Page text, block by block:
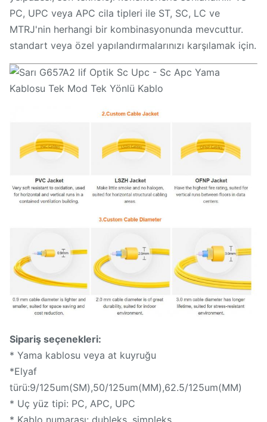
PC, UPC veya APC cila tipleri ile ST, SC, LC ve
MTRJ'nin herhangi bir kombinasyonunda mevcuttur.
standart veya özel yapılandırmalarınızı karşılamak için.
Sipariş seçenekleri:
* Yama kablosu veya at kuyruğu
*Elyaf
türü:9/125um(SM),50/125um(MM),62.5/125um(MM)
* Uç yüz tipi: PC, APC, UPC
* Kablo numarası: dubleks, simpleks